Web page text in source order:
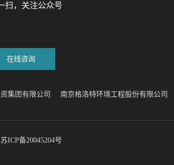
扫，关注公众号
在线咨询
集团有限公司 南京格洛特环境工程股份有限公司
苏ICP备20045204号